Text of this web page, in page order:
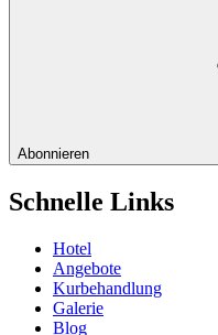
Abonnieren
Schnelle Links
Hotel
Angebote
Kurbehandlung
Galerie
Blog